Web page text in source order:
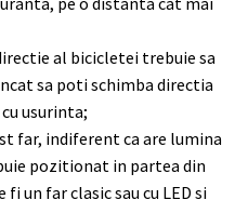
al bicicletei trebuie sa
sa poti schimba directia
usurinta;
far, indiferent ca are lumina
pozitionat in partea din
un far clasic sau cu LED si